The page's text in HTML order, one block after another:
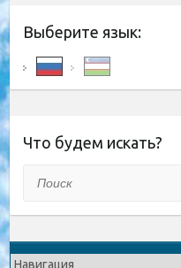
Выберите язык:
Что будем искать?